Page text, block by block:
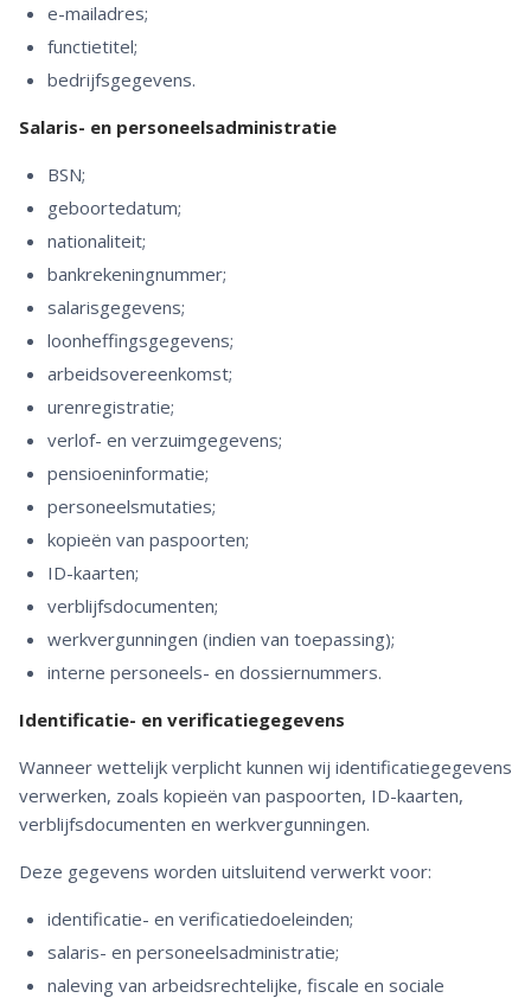
e-mailadres;
functietitel;
bedrijfsgegevens.
Salaris- en personeelsadministratie
BSN;
geboortedatum;
nationaliteit;
bankrekeningnummer;
salarisgegevens;
loonheffingsgegevens;
arbeidsovereenkomst;
urenregistratie;
verlof- en verzuimgegevens;
pensioeninformatie;
personeelsmutaties;
kopieën van paspoorten;
ID-kaarten;
verblijfsdocumenten;
werkvergunningen (indien van toepassing);
interne personeels- en dossiernummers.
Identificatie- en verificatiegegevens
Wanneer wettelijk verplicht kunnen wij identificatiegegevens
verwerken, zoals kopieën van paspoorten, ID-kaarten,
verblijfsdocumenten en werkvergunningen.
Deze gegevens worden uitsluitend verwerkt voor:
identificatie- en verificatiedoeleinden;
salaris- en personeelsadministratie;
naleving van arbeidsrechtelijke, fiscale en sociale